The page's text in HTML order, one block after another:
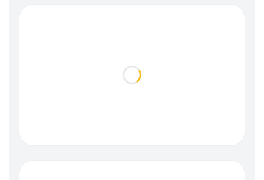
Loading...